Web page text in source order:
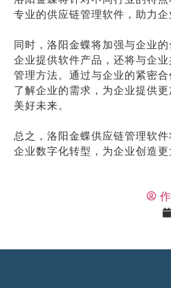
专业的供应链管理软件，助力企
同时，洛阳金蝶将加强与企业
企业提供软件产品，还将与企
管理方法。通过与企业的紧密
了解企业的需求，为企业提供
美好未来。
总之，洛阳金蝶供应链管理软
企业数字化转型，为企业创造更